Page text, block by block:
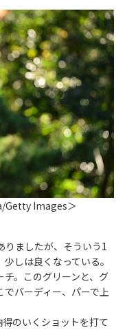
Getty Images＞
ましたが、そういう1
しは良くなっている。
。このグリーンと、グ
でバーディー、パーで上
のいくショットを打て